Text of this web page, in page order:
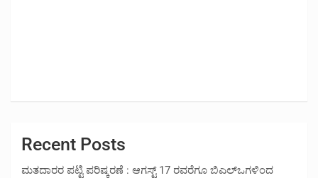
Recent Posts
ಮತದಾರರ ಪಟ್ಟಿ ಪರಿಷ್ಕರಣೆ : ಆಗಸ್ಟ್ 17 ರವರೆಗೂ ಬಿಎಲ್‍ಒಗಳಿಂದ